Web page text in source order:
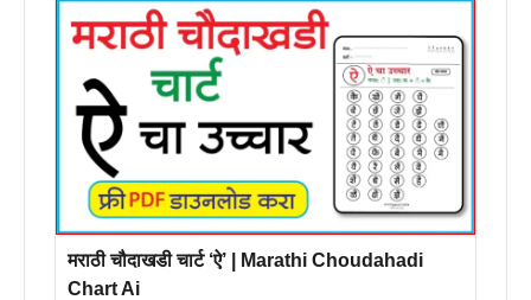
मराठी चौदाखडी चार्ट ‘ऐ’ | Marathi Choudahadi
Chart Ai